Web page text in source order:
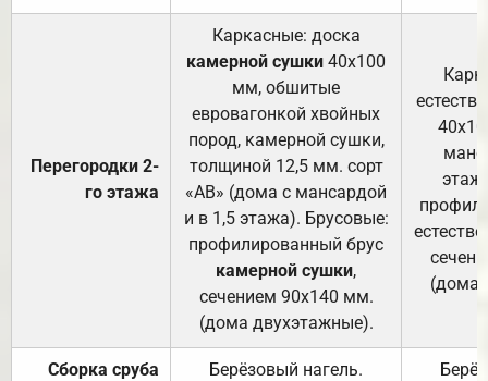
Перегородки 2-
го этажа
Каркасные: доска
камерной сушки 40х100
мм, обшитые
евровагонкой хвойных
пород, камерной сушки,
толщиной 12,5 мм. сорт
«АВ» (дома с мансардой
и в 1,5 этажа). Брусовые:
профилированный брус
камерной сушки,
сечением 90х140 мм.
(дома двухэтажные).
(дома
Сборка сруба Берёзовый нагель.